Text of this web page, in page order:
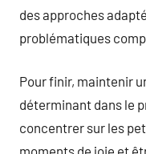
des approches
problématiques
Pour finir, maintenir
déterminant dans le
concentrer sur les
moments de joie et